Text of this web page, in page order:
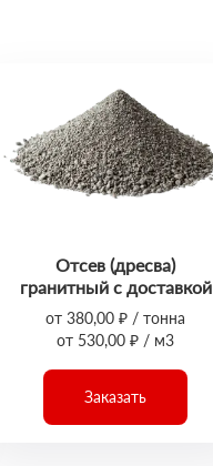
Отсев (дресва)
гранитный с доставкой
от 380,00 ₽ / тонна
от 530,00 ₽ / м3
Заказать